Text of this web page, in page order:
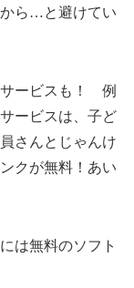
ら…と避けてい
サービスも！ 例
ービスは、子ど
さんとじゃんけ
クが無料！あい
は無料のソフト